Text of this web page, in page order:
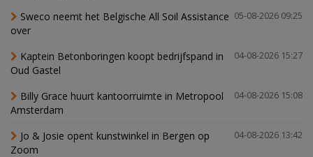
05-08-2026 09:25
Sweco neemt het Belgische All Soil Assistance
over
04-08-2026 15:27
Kaptein Betonboringen koopt bedrijfspand in
Oud Gastel
04-08-2026 15:08
Billy Grace huurt kantoorruimte in Metropool
Amsterdam
04-08-2026 13:42
Jo & Josie opent kunstwinkel in Bergen op
Zoom